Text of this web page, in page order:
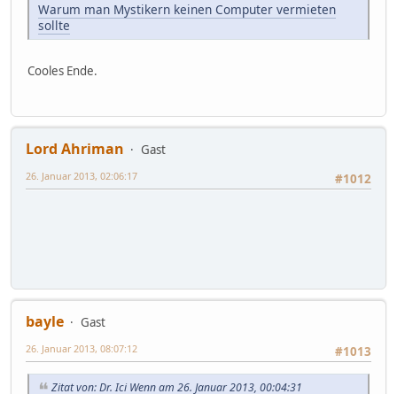
Warum man Mystikern keinen Computer vermieten
sollte
Cooles Ende.
Lord Ahriman
Gast
#1012
26. Januar 2013, 02:06:17
bayle
Gast
#1013
26. Januar 2013, 08:07:12
Zitat von: Dr. Ici Wenn am 26. Januar 2013, 00:04:31